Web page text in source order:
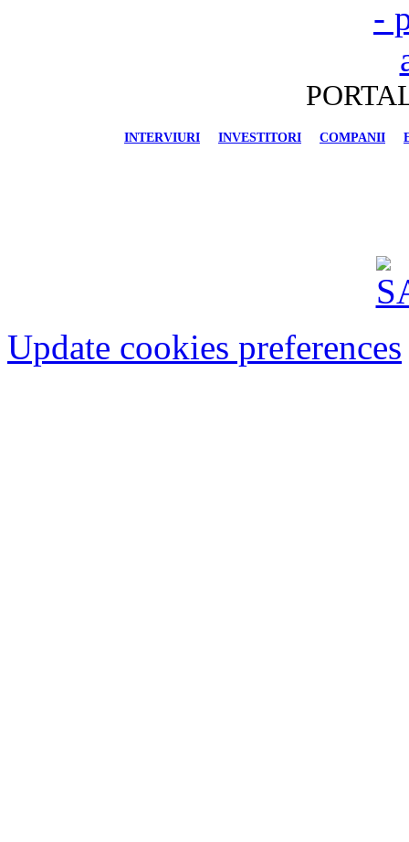
INTERVIURI INVESTITORI COMPANII
Update cookies preferences